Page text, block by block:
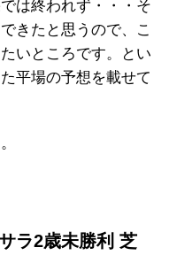
は終われず・・・そ
きたと思うので、こ
いところです。とい
平場の予想を載せて
ラ2歳未勝利 芝